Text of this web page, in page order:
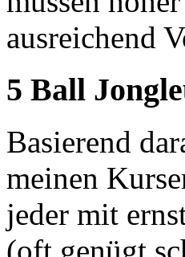
ausreichend
5 Ball
Basierend
meinen
jeder mit
(oft genügt